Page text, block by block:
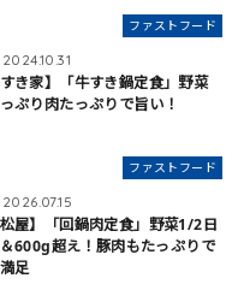
ファストフード
2024.10.31
すき家】「牛すき鍋定食」野菜
ぷり肉たっぷりで旨い！
ファストフード
2026.07.15
松屋】「回鍋肉定食」野菜1/2日
600g超え！豚肉もたっぷりで
足